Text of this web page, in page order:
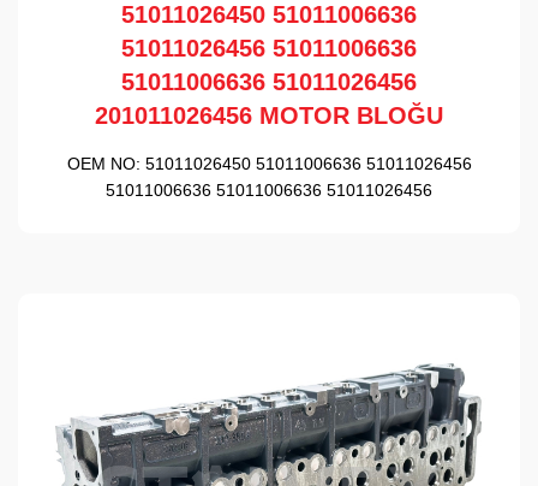
51011026450 51011006636
51011026456 51011006636
51011006636 51011026456
201011026456 MOTOR BLOĞU
OEM NO: 51011026450 51011006636 51011026456
51011006636 51011006636 51011026456